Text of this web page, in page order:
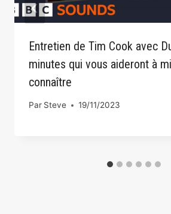
Entretien de Tim Cook avec
minutes qui vous aideront à
connaître
Par Steve 19/11/2023